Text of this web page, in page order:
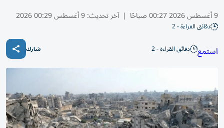
9 أغسطس 2026 00:27 صباحًا | آخر تحديث:9 أغسطس 00:29 2026
دقائق القراءة - 2
استمع دقائق القراءة - 2 شارك